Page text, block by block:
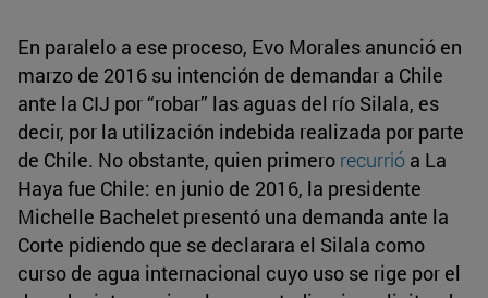
En paralelo a ese proceso, Evo Morales anunció en
marzo de 2016 su intención de demandar a Chile
ante la CIJ por “robar” las aguas del río Silala, es
decir, por la utilización indebida realizada por parte
de Chile. No obstante, quien primero recurrió a La
Haya fue Chile: en junio de 2016, la presidente
Michelle Bachelet presentó una demanda ante la
Corte pidiendo que se declarara el Silala como
curso de agua internacional cuyo uso se rige por el